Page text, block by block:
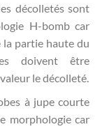
décolletés sont
H-bomb car
partie haute du
doivent être
le décolleté.
à jupe courte
morphologie car